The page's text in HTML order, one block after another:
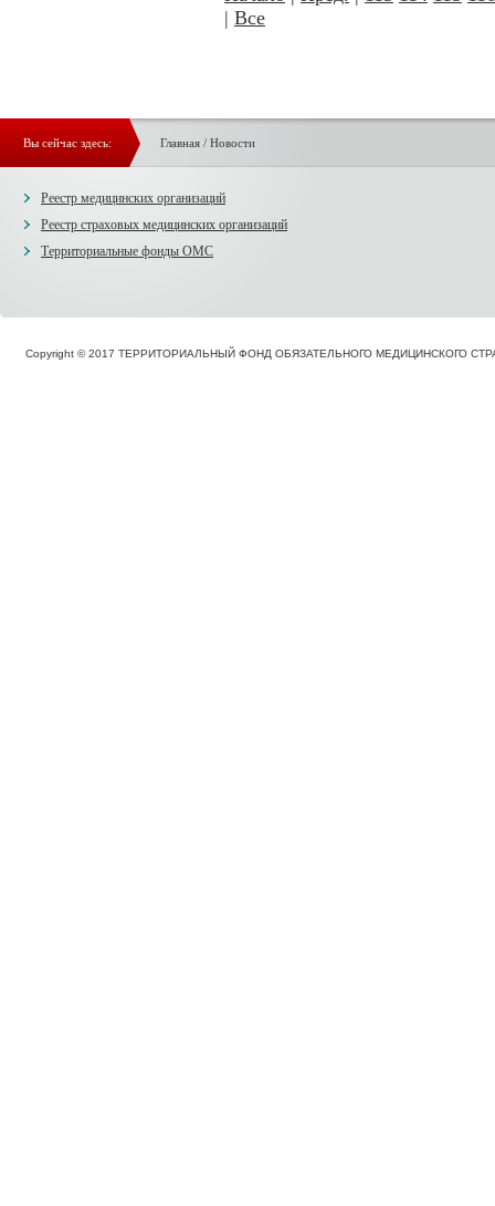
| Все
Вы сейчас здесь: Главная/ Новости
Реестр медицинских организаций
Реестр страховых медицинских организаций
Территориальные фонды ОМС
Copyright © 2017 ТЕРРИТОРИАЛЬНЫЙ ФОНД ОБЯЗАТЕЛЬНОГО МЕДИЦИНСКОГО